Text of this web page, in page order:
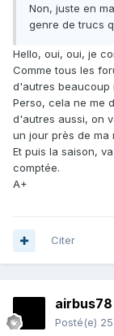
Non, juste en
genre de trucs
Hello, oui, oui, je
Comme tous les
d'autres beaucoup
Perso, cela ne me
d'autres aussi, on
un jour près de ma
Et puis la saison,
comptée.
A+
Citer
airbus78
Posté(e)